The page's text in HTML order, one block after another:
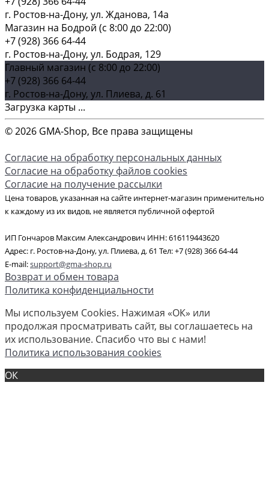
г. Ростов-на-Дону, ул. Жданова, 14а
Магазин на Бодрой (c 8:00 до 22:00)
+7 (928) 366 64-44
г. Ростов-на-Дону, ул. Бодрая, 129
Главный магазин (c 8:00 до 22:00)
+7 (928) 366 64-44
г. Ростов-на-Дону, ул. Плиева, д. 61
Загрузка карты ...
© 2026 GMA-Shop, Все права защищены
Согласие на обработку персональных данных
Согласие на обработку файлов cookies
Согласие на получение рассылки
Цена товаров, указанная на сайте интернет-магазин применительно
к каждому из их видов, не является публичной офертой
ИП Гончаров Максим Александрович ИНН: 616119443620
Адрес: г. Ростов-на-Дону, ул. Плиева, д. 61 Тел: +7 (928) 366 64-44
E-mail:support@gma-shop.ru
Возврат и обмен товара
Политика конфиденциальности
Мы используем Cookies. Нажимая «ОК» или
продолжая просматривать сайт, вы соглашаетесь на
их использование. Спасибо что вы с нами!
Политика использования cookies
ОК